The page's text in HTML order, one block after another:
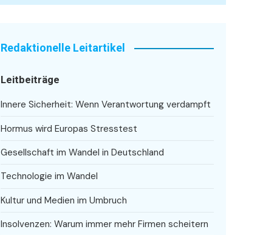
Redaktionelle Leitartikel
Leitbeiträge
Innere Sicherheit: Wenn Verantwortung verdampft
Hormus wird Europas Stresstest
Gesellschaft im Wandel in Deutschland
Technologie im Wandel
Kultur und Medien im Umbruch
Insolvenzen: Warum immer mehr Firmen scheitern